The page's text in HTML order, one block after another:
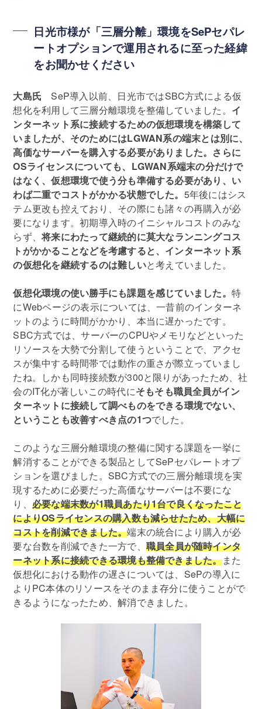
日光市様が「三層分離」環境をSePセパレ
ートオプションで運用されるに至った経緯
をお聞かせください
大島氏 SeP導入以前、日光市ではSBC方式による仮
想化を利用して三層分離環境を整備していました。 イ
ンターネット系に接続するための仮想環境を構築して
いましたが、そのためにはLGWAN系の端末とは別に、
高価なサーバーを購入する必要がありました。さらに
OSライセンスについても、LGWAN系端末の分だけで
はなく、仮想環境で使う分も準備する必要があり、い
わば二重でコストがかかる状態でした。 5年後にはシス
テム更改も控えており、その際にも諸々の再購入が必
要になります。初期導入時のイニシャルコストのみな
らず、将来にわたって継続的に莫大なランニングコス
トがかかることなどを考慮すると、インターネット系
の仮想化を継続するのは難しいと考えていました。
仮想化環境の使い勝手にも課題を感じていました。 特
にWebページの表示については、一昔前のインターネ
ットのように時間がかかり、本当に遅かったです。
SBC方式では、サーバーのCPUやメモリなどといった
リソースを大勢で分割して使うということで、アクセ
スが集中する時間帯では動作の重さが際立っていまし
たね。しかも同時接続数が300と限りがあったため、社
会のIT化が著しいこの時代にそもそも職員全員がイン
ターネットに接続して調べものをできる環境でない、
ということも改善すべき点の1つでした。
このような三層分離環境の整備に関する課題を一挙に
解消することができる製品としてSePセパレートオプ
ションを選びました。SBC方式での三層分離環境を実
現するために必要だった高価なサーバーは不要にな
り、 必要な端末数が1職員あたり1台で良くなったこと
によりOSライセンスの購入数も減らせたため、大幅に
コストを削減できました。端末の統合により購入が必
要な台数を削減できた一方で、 職員全員が随時インタ
ーネット系に接続できる環境も整備できました。また
仮想化における動作の遅さについては、SePの導入に
よりPC本体のリソースをそのまま存分に使うことがで
きるようになったため、解消できました。